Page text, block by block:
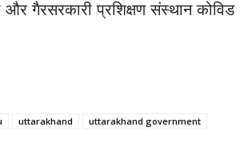
गैरसरकारी प्रशिक्षण संस्थान कोविड
uttarakhand uttarakhand government